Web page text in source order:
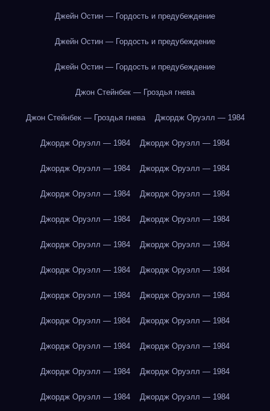
Джейн Остин — Гордость и предубеждение
Джейн Остин — Гордость и предубеждение
Джейн Остин — Гордость и предубеждение
Джон Стейнбек — Гроздья гнева
Джон Стейнбек — Гроздья гнева Джордж Оруэлл — 1984
Джордж Оруэлл — 1984 Джордж Оруэлл — 1984
Джордж Оруэлл — 1984 Джордж Оруэлл — 1984
Джордж Оруэлл — 1984 Джордж Оруэлл — 1984
Джордж Оруэлл — 1984 Джордж Оруэлл — 1984
Джордж Оруэлл — 1984 Джордж Оруэлл — 1984
Джордж Оруэлл — 1984 Джордж Оруэлл — 1984
Джордж Оруэлл — 1984 Джордж Оруэлл — 1984
Джордж Оруэлл — 1984 Джордж Оруэлл — 1984
Джордж Оруэлл — 1984 Джордж Оруэлл — 1984
Джордж Оруэлл — 1984 Джордж Оруэлл — 1984
Джордж Оруэлл — 1984 Джордж Оруэлл — 1984